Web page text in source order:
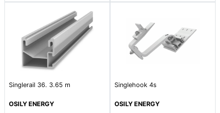
Singlerail 36. 3.65 m
OSILY ENERGY
Singlehook 4s
OSILY ENERGY